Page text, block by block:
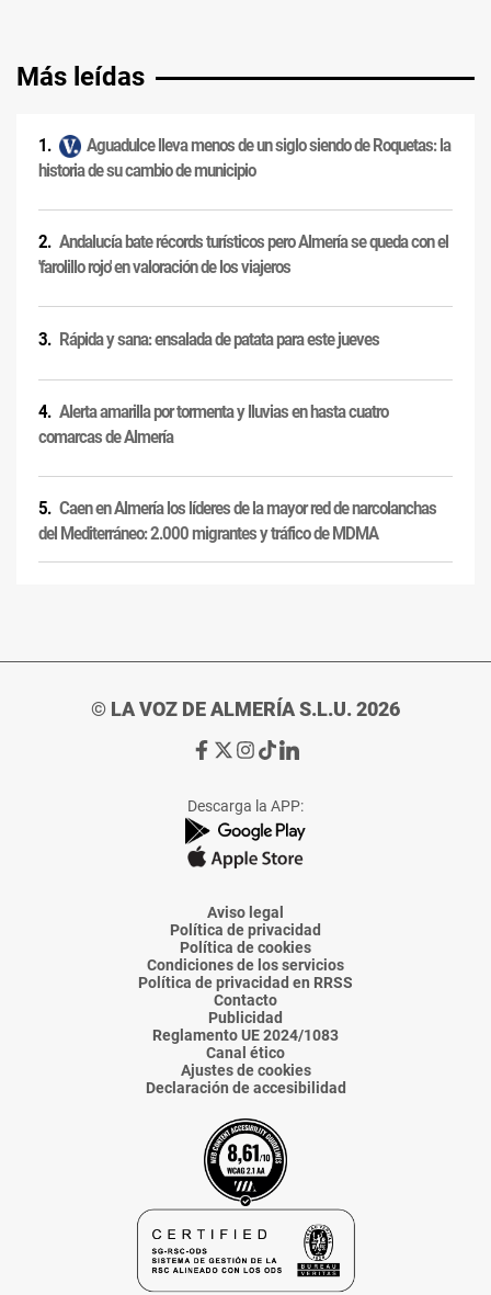
Más leídas
Aguadulce lleva menos de un siglo siendo de Roquetas: la
historia de su cambio de municipio
Andalucía bate récords turísticos pero Almería se queda con el
'farolillo rojo' en valoración de los viajeros
Rápida y sana: ensalada de patata para este jueves
Alerta amarilla por tormenta y lluvias en hasta cuatro
comarcas de Almería
Caen en Almería los líderes de la mayor red de narcolanchas
del Mediterráneo: 2.000 migrantes y tráfico de MDMA
© LA VOZ DE ALMERÍA S.L.U. 2026
Ir
de
La
Voz
Almería
Ir
de
La
Voz
Almería
Ir
de
La
Voz
Almería
Ir
de
La
Voz
Almería
Ir
de
La
Voz
Descarga la APP:
Aviso legal
Política de privacidad
Política de cookies
Condiciones de los servicios
Política de privacidad en RRSS
Contacto
Publicidad
Reglamento UE 2024/1083
Canal ético
Ajustes de cookies
Declaración de accesibilidad